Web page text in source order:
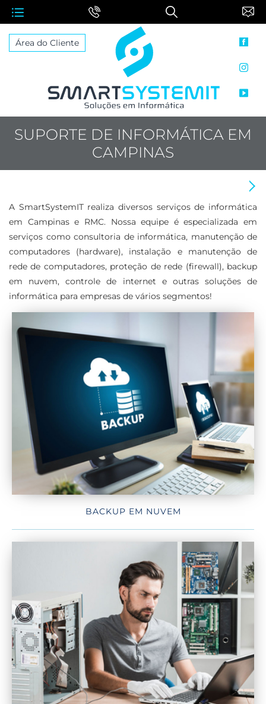
Área do Cliente
SUPORTE DE INFORMÁTICA EM
CAMPINAS
Proximo: Serviços de Informática em Valinhos
A SmartSystemIT realiza diversos serviços de informática
em Campinas e RMC. Nossa equipe é especializada em
serviços como consultoria de informática, manutenção de
computadores (hardware), instalação e manutenção de
rede de computadores, proteção de rede (firewall), backup
em nuvem, controle de internet e outras soluções de
informática para empresas de vários segmentos!
BACKUP EM NUVEM